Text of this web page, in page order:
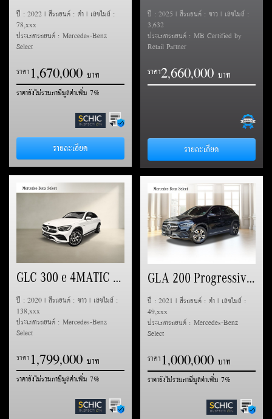
ปี : 2022 | สีรถยนต์ : ดำ | เลขไมล์ :
78,xxx
ประเภทรถยนต์ : Mercedes-Benz
Select
ราคา1,670,000
ราคายังไม่รวมภาษีมูลค่าเพิ่ม 7%
รายละเอียด
ปี : 2025 | สีรถยนต์ : ขาว | เลขไมล์ :
3,632
ประเภทรถยนต์ : MB Certified by
Retail Partner
ราคา2,660,000
รายละเอียด
GLC 300 e 4MATIC Coupe AMG Dynamic (C253)
ปี : 2020 | สีรถยนต์ : ขาว | เลขไมล์ :
138,xxx
ประเภทรถยนต์ : Mercedes-Benz
Select
ราคา1,799,000
ราคายังไม่รวมภาษีมูลค่าเพิ่ม 7%
GLA 200 Progressive (H247)
ปี : 2021 | สีรถยนต์ : ดำ | เลขไมล์ :
49,xxx
ประเภทรถยนต์ : Mercedes-Benz
Select
ราคา1,000,000
ราคายังไม่รวมภาษีมูลค่าเพิ่ม 7%